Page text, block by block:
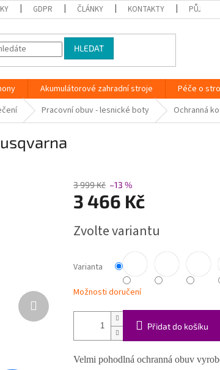
GDPR ČLÁNKY KONTAKTY
HLEDAT
Akumulátorové zahradní stroje Péče o
Pracovní obuv - lesnické boty Ochranná
3 999 Kč –13 %
3 466 Kč
cena:
Zvolte variantu
Varianta
Možnosti doručení
Přidat do košíku
Velmi pohodlná ochranná obuv